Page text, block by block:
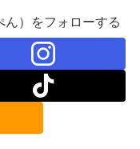
ん）をフォローする